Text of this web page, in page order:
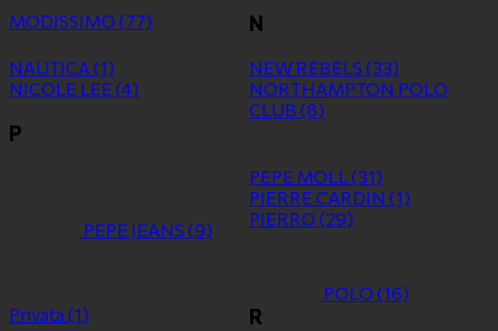
MODISSIMO (77) N
NAUTICA (1) NEW REBELS (33)
NICOLE LEE (4)
NORTHAMPTON POLO
CLUB (8)
P
PEPE JEANS (9)
PEPE MOLL(31)
PIERRE CARDIN (1)
PIERRO (29)
POLO (16)
Privata (1) R